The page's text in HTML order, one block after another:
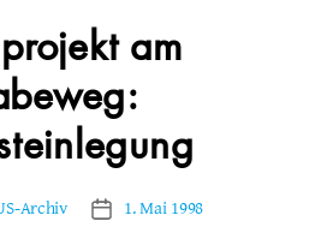
am
Archiv Veröffentlichungsdatum
1. Mai 1998